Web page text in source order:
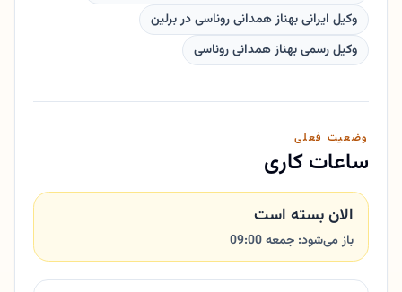
وکیل ایرانی بهناز همدانی روناسی در برلین
وکیل رسمی بهناز همدانی روناسی
وضعیت فعلی
ساعات کاری
الان بسته است
باز می‌شود: جمعه 09:00